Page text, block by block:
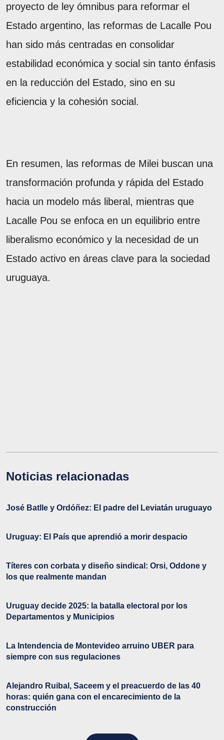
proyecto de ley ómnibus para reformar el
Estado argentino, las reformas de Lacalle Pou
han sido más centradas en consolidar
estabilidad económica y social sin tanto énfasis
en la reducción del Estado, sino en su
eficiencia y la cohesión social.
En resumen, las reformas de Milei buscan una
transformación profunda y rápida del Estado
hacia un modelo más liberal, mientras que
Lacalle Pou se enfoca en un equilibrio entre
liberalismo económico y la necesidad de un
Estado activo en áreas clave para la sociedad
uruguaya.
Noticias relacionadas
José Batlle y Ordóñez: El padre del Leviatán uruguayo
Uruguay: El País que aprendió a morir despacio
Títeres con corbata y diseño sindical: Orsi, Oddone y
los que realmente mandan
Uruguay decide 2025: la batalla electoral por los
Departamentos y Municipios
La Intendencia de Montevideo arruino UBER para
siempre con sus regulaciones
Alejandro Ruibal, Saceem y el preacuerdo de las 40
horas: quién gana con el encarecimiento de la
construcción